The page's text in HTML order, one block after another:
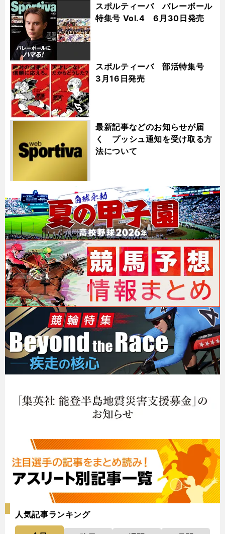
スポルティーバ バレーボール
特集号 Vol.4 6月30日発売
スポルティーバ 部活特集号
3月16日発売
最新記事などのお知らせが届
く プッシュ通知を受け取る方
法について
人気記事ランキング